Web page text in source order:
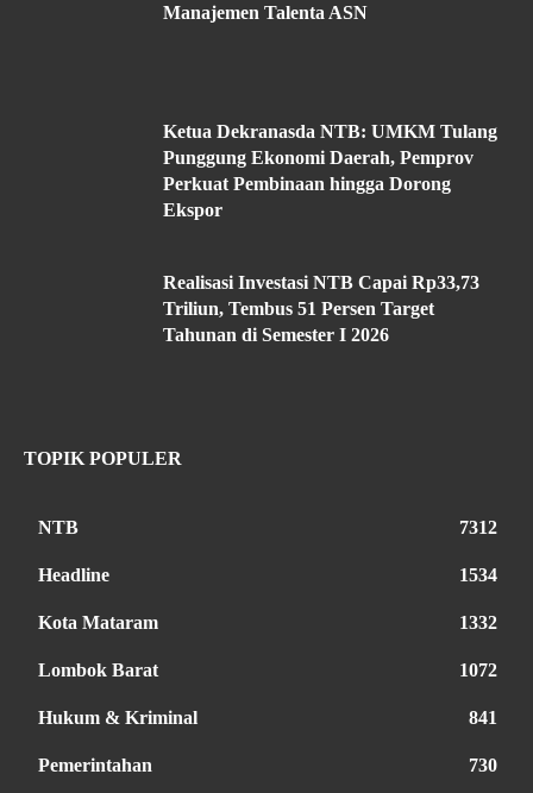
Manajemen Talenta ASN
Ketua Dekranasda NTB: UMKM Tulang
Punggung Ekonomi Daerah, Pemprov
Perkuat Pembinaan hingga Dorong
Ekspor
Realisasi Investasi NTB Capai Rp33,73
Triliun, Tembus 51 Persen Target
Tahunan di Semester I 2026
TOPIK POPULER
NTB 7312
Headline 1534
Kota Mataram 1332
Lombok Barat 1072
Hukum & Kriminal 841
Pemerintahan 730